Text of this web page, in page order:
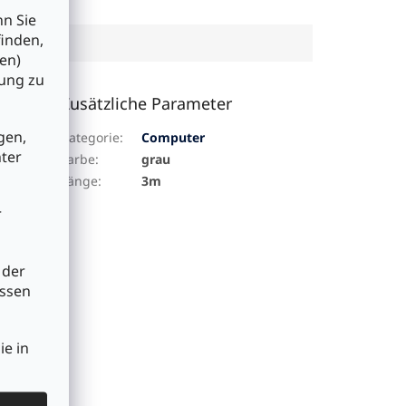
Sie
zu
in
Zusätzliche Parameter
Kategorie:
Computer
Farbe:
grau
Länge: 3m